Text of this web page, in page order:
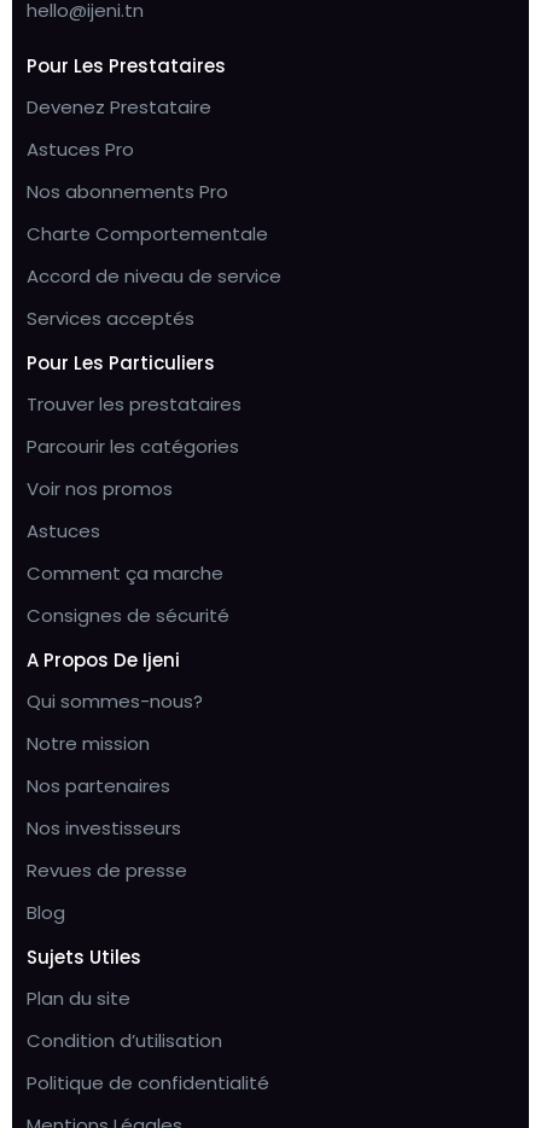
hello@ijeni.tn
Pour Les Prestataires
Devenez Prestataire
Astuces Pro
Nos abonnements Pro
Charte Comportementale
Accord de niveau de service
Services acceptés
Pour Les Particuliers
Trouver les prestataires
Parcourir les catégories
Voir nos promos
Astuces
Comment ça marche
Consignes de sécurité
A Propos De Ijeni
Qui sommes-nous?
Notre mission
Nos partenaires
Nos investisseurs
Revues de presse
Blog
Sujets Utiles
Plan du site
Condition d’utilisation
Politique de confidentialité